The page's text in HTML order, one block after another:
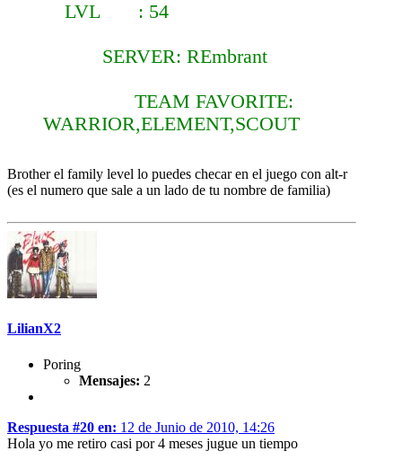
LVL : 54
SERVER: REmbrant
TEAM FAVORITE:
WARRIOR,ELEMENT,SCOUT
Brother el family level lo puedes checar en el juego con alt-r
(es el numero que sale a un lado de tu nombre de familia)
LilianX2
Poring
Mensajes: 2
Respuesta #20 en: 12 de Junio de 2010, 14:26
Hola yo me retiro casi por 4 meses jugue un tiempo